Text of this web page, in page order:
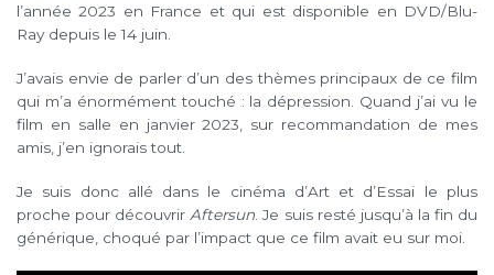
l’année 2023 en France et qui est disponible en DVD/Blu-
Ray depuis le 14 juin.
J’avais envie de parler d’un des thèmes principaux de ce film
qui m’a énormément touché : la dépression. Quand j’ai vu le
film en salle en janvier 2023, sur recommandation de mes
amis, j’en ignorais tout.
Je suis donc allé dans le cinéma d’Art et d’Essai le plus
proche pour découvrirAftersun. Je suis resté jusqu’à la fin du
générique, choqué par l’impact que ce film avait eu sur moi.